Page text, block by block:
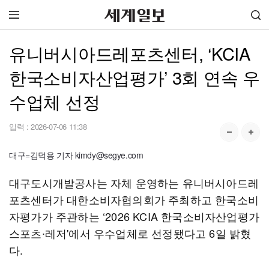
유니버시아드레포츠센터, ‘KCIA
한국소비자산업평가’ 3회 연속 우
수업체 선정
입력 : 2026-07-06 11:38
대구=김덕용 기자 kimdy@segye.com
대구도시개발공사는 자체 운영하는 유니버시아드레
포츠센터가 대한소비자협의회가 주최하고 한국소비
자평가가 주관하는 ‘2026 KCIA 한국소비자산업평가
스포츠∙레저'에서 우수업체로 선정됐다고 6일 밝혔
다.